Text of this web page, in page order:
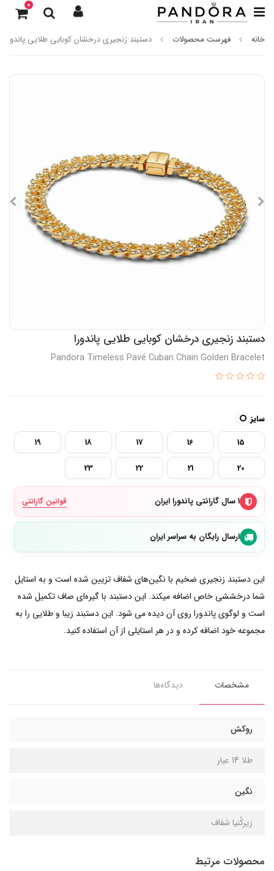
0
خانه فهرست محصولات دستبند زنجیری درخشان کوبایی طلایی پاندورا
دستبند زنجیری درخشان کوبایی طلایی پاندورا
Pandora Timeless Pavé Cuban Chain Golden Bracelet
سایز
15
16
17
18
19
20
21
22
23
۱ سال گارانتی پاندورا ایران قوانین گارانتی
ارسال رایگان به سراسر ایران
این دستبند زنجیری ضخیم با نگین‌های شفاف تزیین شده است و به استایل
شما درخششی خاص اضافه میکند. این دستبند با گیره‌ای صاف تکمیل شده
است و لوگوی پاندورا روی آن دیده می شود. این دستبند زیبا و طلایی را به
مجموعه خود اضافه کرده و در هر استایلی از آن استفاده کنید.
مشخصات دیدگاه‌ها
روکش
طلا 14 عیار
نگین
زیرکُنیا شفاف
محصولات مرتبط